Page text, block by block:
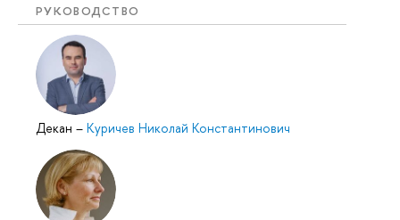
РУКОВОДСТВО
Декан – Куричев Николай Константинович